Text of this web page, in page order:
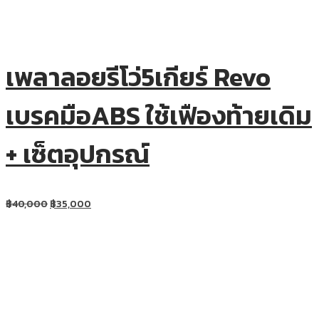
เพลาลอยรีโว่5เกียร์ Revo
เบรคมือABS ใช้เฟืองท้ายเดิม
+ เซ็ตอุปกรณ์
฿40,000฿35,000